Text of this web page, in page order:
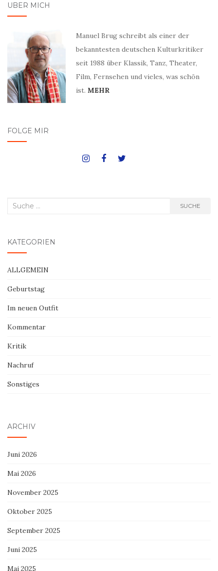
ÜBER MICH
Manuel Brug schreibt als einer der
bekanntesten deutschen Kulturkritiker
seit 1988 über Klassik, Tanz, Theater,
Film, Fernsehen und vieles, was schön
ist. MEHR
FOLGE MIR
Suche
SUCHE
KATEGORIEN
ALLGEMEIN
Geburtstag
Im neuen Outfit
Kommentar
Kritik
Nachruf
Sonstiges
ARCHIV
Juni 2026
Mai 2026
November 2025
Oktober 2025
September 2025
Juni 2025
Mai 2025